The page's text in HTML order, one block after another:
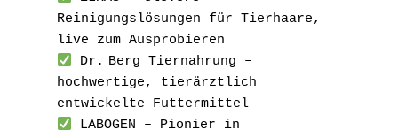
Reinigungslösungen für Tierhaare,
live zum Ausprobieren
Dr. Berg Tiernahrung –
hochwertige, tierärztlich
entwickelte Futtermittel
LABOGEN – Pionier in